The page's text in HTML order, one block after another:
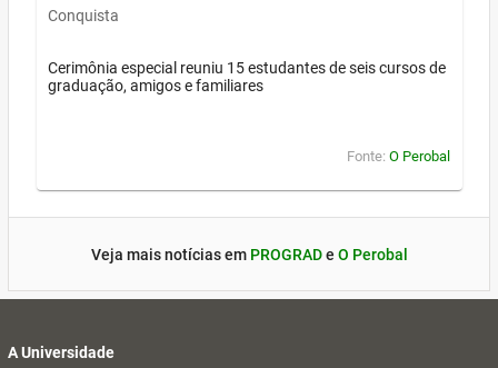
Conquista
Cerimônia especial reuniu 15 estudantes de seis cursos de
graduação, amigos e familiares
Fonte: O Perobal
Veja mais notícias em PROGRADe O Perobal
A Universidade